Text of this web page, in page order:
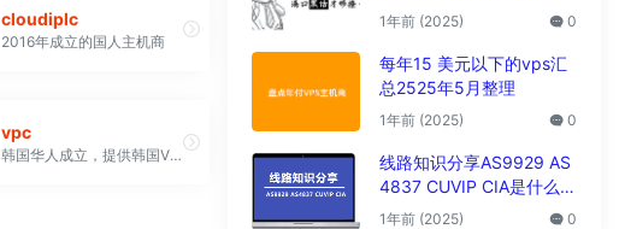
cloudiplc
2016年成立的国人主机商
vpc
韩国华人成立，提供韩国VPS、中韩IPLC专线NAT等
子黑话大全
1年前 (2025) 0
每年15 美元以下的vps汇
总2525年5月整理
1年前 (2025) 0
线路知识分享AS9929 AS
4837 CUVIP CIA是什么线
路?
1年前 (2025) 0